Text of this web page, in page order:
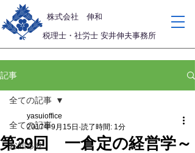
​株式会社 伸和
税理士・社労士 安井伸夫事務所
記事
全ての記事
お知らせ
全ての記事
第29回 一倉定の経営学～
yasuioffice
2017年9月15日 読了時間: 1分